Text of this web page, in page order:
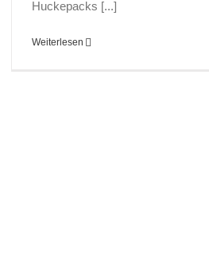
Huckepacks [...]
Weiterlesen